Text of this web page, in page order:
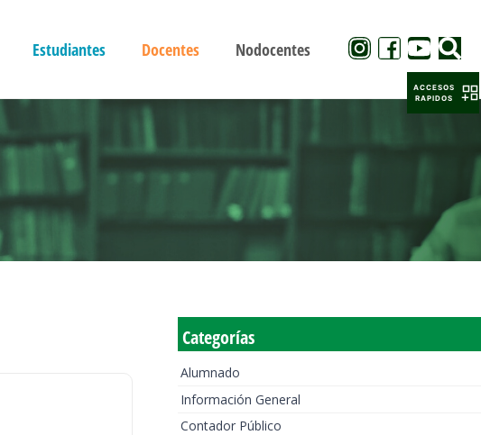
Estudiantes Docentes Nodocentes
Categorías
Alumnado
Información General
Contador Público
ACCESOS
RAPIDOS